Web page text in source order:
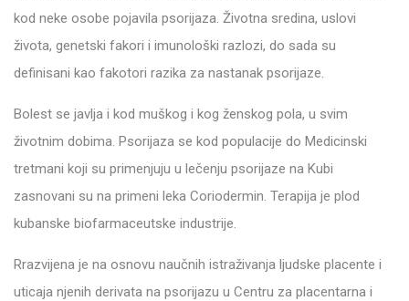
kod neke osobe pojavila psorijaza. Životna sredina, uslovi
života, genetski fakori i imunološki razlozi, do sada su
definisani kao fakotori razika za nastanak psorijaze.
Bolest se javlja i kod muškog i kog ženskog pola, u svim
životnim dobima. Psorijaza se kod populacije do Medicinski
tretmani koji su primenjuju u lečenju psorijaze na Kubi
zasnovani su na primeni leka Coriodermin. Terapija je plod
kubanske biofarmaceutske industrije.
Rrazvijena je na osnovu naučnih istraživanja ljudske placente i
uticaja njenih derivata na psorijazu u Centru za placentarna i